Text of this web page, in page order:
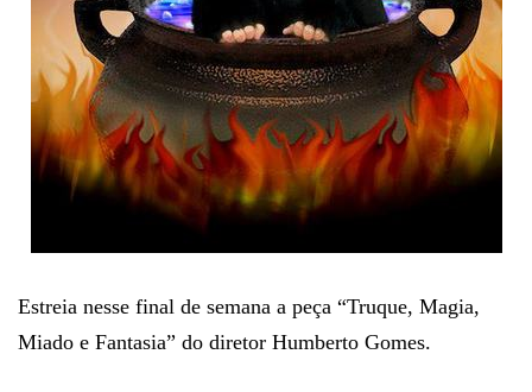
Estreia nesse final de semana a peça “Truque, Magia,
Miado e Fantasia” do diretor Humberto Gomes.